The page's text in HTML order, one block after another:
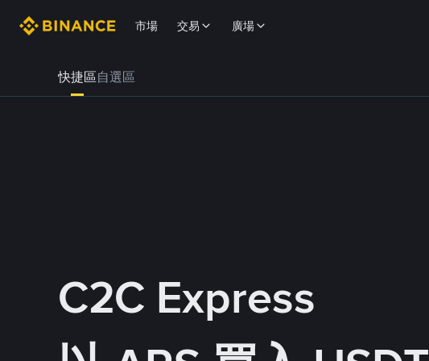
市場 交易 廣場
快捷區自選區
C2C Express